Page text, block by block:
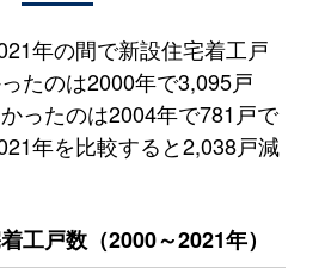
年の間で新設住宅着工戸
たのは2000年で3,095戸
ったのは2004年で781戸で
年を比較すると2,038戸減
工戸数（2000～2021年）